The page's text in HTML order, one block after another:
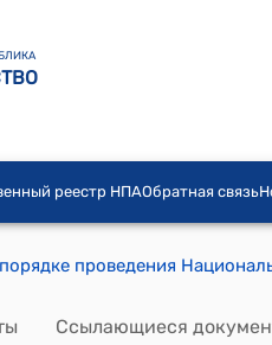
реестр НПАОбратная связь
Ссылающиеся